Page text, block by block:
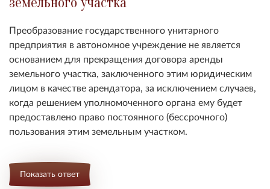
Преобразование государственного унитарного
предприятия в автономное учреждение не является
основанием для прекращения договора аренды
земельного участка, заключенного этим юридическим
лицом в качестве арендатора, за исключением случаев,
когда решением уполномоченного органа ему будет
предоставлено право постоянного (бессрочного)
пользования этим земельным участком.
Показать ответ